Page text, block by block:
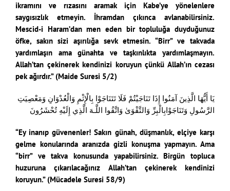
ikramını ve rızasını aramak için Kabe’ye yönelenlere
saygısızlık etmeyin. İhramdan çıkınca avlanabilirsiniz.
Mescid-i Haram’dan men eden bir topluluğa duyduğunuz
öfke, sakın sizi aşırılığa sevk etmesin. “Birr” ve takvada
yardımlaşın ama günahta ve taşkınlıkta yardımlaşmayın.
Allah’tan çekinerek kendinizi koruyun çünkü Allah’ın cezası
pek ağırdır.” (Maide Suresi 5/2)
يَا أَيُّهَا الَّذِينَ آمَنُوا إِذَا تَنَاجَيْتُمْ فَلَا تَتَنَاجَوْا بِالْإِثْمِ وَالْعُدْوَانِ وَمَعْصِيَتِ
الرَّسُولِ وَتَنَاجَوْابِالْبِرِّ وَالتَّقْوَىٰ وَاتَّقُوا اللَّـهَ الَّذِي إِلَيْهِ تُحْشَرُونَ
“Ey inanıp güvenenler! Sakın günah, düşmanlık, elçiye karşı
gelme konularında aranızda gizli konuşma yapmayın. Ama
“birr” ve takva konusunda yapabilirsiniz. Birgün topluca
huzuruna çıkarılacağınız Allah’tan çekinerek kendinizi
koruyun.” (Mücadele Suresi 58/9)